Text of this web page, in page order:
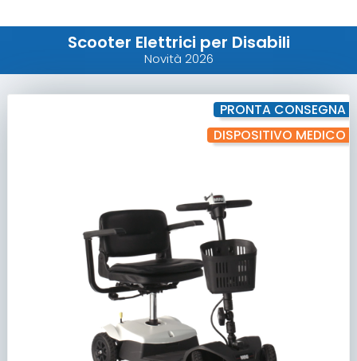
Scooter Elettrici per Disabili
Novità 2026
PRONTA CONSEGNA
DISPOSITIVO MEDICO